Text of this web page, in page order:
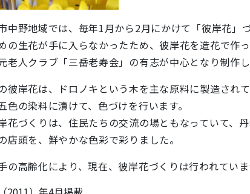
中野地域では、毎年1月から2月にかけて「彼岸花」
の生花が手に入らなかったため、彼岸花を造花で作
老人クラブ「三岳老寿会」の有志が中心となり制作し
彼岸花は、ドロノキという木を主な原料に製造され
色の染料に漬けて、色づけを行います。
花づくりは、住民たちの交流の場ともなっていて、
店頭を、鮮やかな色彩で彩りました。
の高齢化により、現在、彼岸花づくりは行われてい